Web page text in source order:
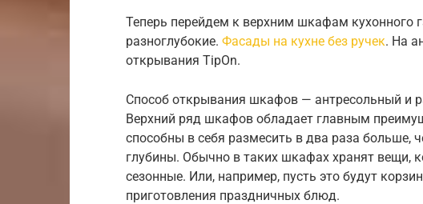
Теперь перейдем к верхним шкафам кухонного
разноглубокие. Фасады на кухне без ручек. На
открывания TipOn.
Способ открывания шкафов — антресольный и
Верхний ряд шкафов обладает главным
способны в себя размесить в два раза
глубины. Обычно в таких шкафах хранят вещи,
сезонные. Или, например, пусть это будут
приготовления праздничных блюд.